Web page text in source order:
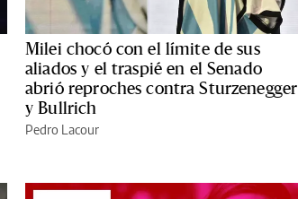
Milei chocó con el límite de sus
aliados y el traspié en el Senado
abrió reproches contra Sturzenegger
y Bullrich
Pedro Lacour